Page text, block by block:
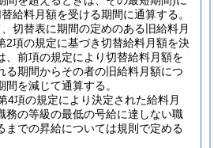
給料月額を受ける期間に通算する。
切替表に期間の定めのある旧給料月
2項の規定に基づき切替給料月額を決
、前項の規定により切替給料月額を
る期間からその者の旧給料月額につ
を減じて通算する。
4項の規定により決定された給料月
務の等級の最低の号給に達しない職
までの昇給については規則で定める